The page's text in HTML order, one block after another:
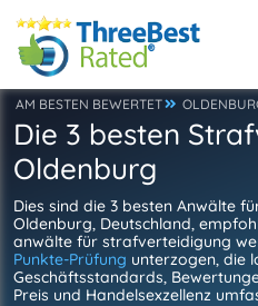
AM BESTEN BEWERTET
Die 3 besten
Oldenburg
Dies sind die 3 besten Anwälte
Oldenburg, Deutschland,
anwälte für strafverteidigung
Punkte-Prüfung unterzogen, die
Geschäftsstandards,
Preis und Handelsexzellenz